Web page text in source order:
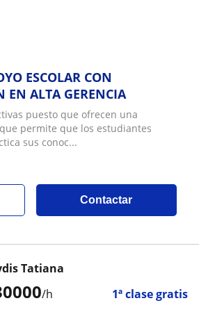
ESCOLAR CON
EN ALTA GERENCIA
puesto que ofrecen una
permite que los estudiantes
sus conoc...
Contactar
/h 1ª clase gratis
Tatiana